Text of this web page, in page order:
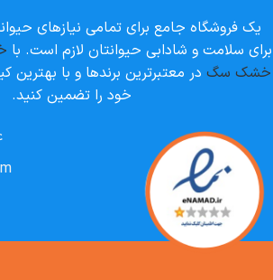
یک فروشگاه جامع برای تمامی نیازهای
برای سلامت و شادابی حیوانتان لازم است. با
خشک سگ در معتبرترین برندها و با
خود را تضمین کنید.